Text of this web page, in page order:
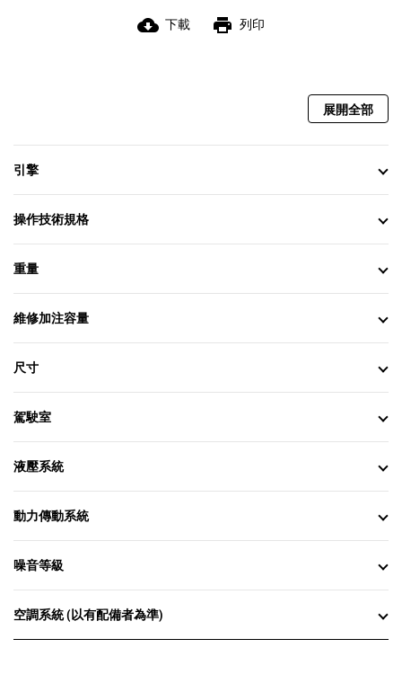
cloud_download 下載 print 列印
展開全部
引擎
操作技術規格
重量
維修加注容量
尺寸
駕駛室
液壓系統
動力傳動系統
噪音等級
空調系統 (以有配備者為準)